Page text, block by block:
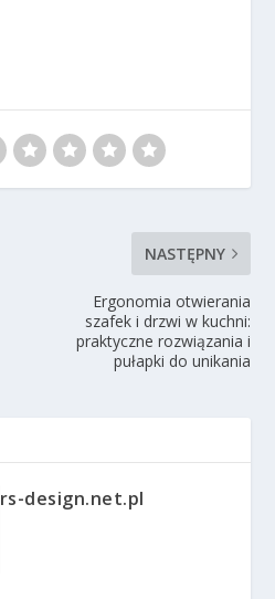
NASTĘPNY
Ergonomia otwierania
szafek i drzwi w kuchni:
praktyczne rozwiązania i
pułapki do unikania
rs-design.net.pl